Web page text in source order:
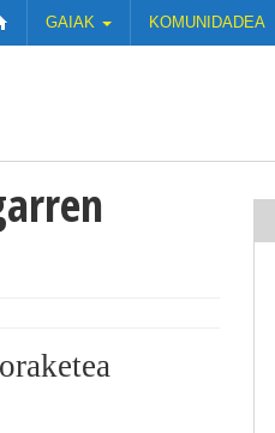
GAIAK KOMUNIDADEA